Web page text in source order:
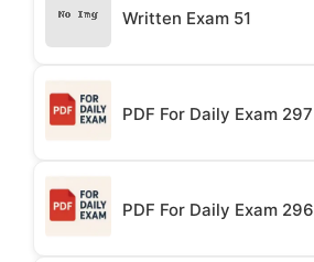
Written Exam 51
PDF For Daily Exam 297
PDF For Daily Exam 296